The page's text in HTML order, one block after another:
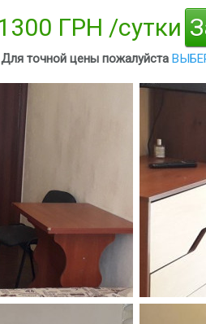
ГРН /сутки
Для точной цены пожалуйста